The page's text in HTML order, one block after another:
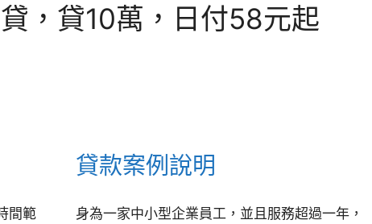
，貸10萬，日付58元起
間範
貸款案例說明
身為一家中小型企業員工，並且服務超過一年，